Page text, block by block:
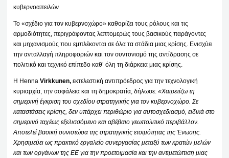
κυβερνοαπειλών
Το «σχέδιο για τον κυβερνοχώρο» καθορίζει τους ρόλους και τις
αρμοδιότητες, περιγράφοντας λεπτομερώς τους βασικούς παράγοντες
και μηχανισμούς που εμπλέκονται σε όλα τα στάδια μιας κρίσης. Ενισχύει
την ανταλλαγή πληροφοριών και τον συντονισμό της αντίδρασης σε
πολιτικό και τεχνικό επίπεδο καθ’ όλη τη διάρκεια μιας κρίσης.
Η HennaVirkkunen, εκτελεστική αντιπρόεδρος για την τεχνολογική
κυριαρχία, την ασφάλεια και τη δημοκρατία, δήλωσε:«Χαιρετίζω τη
σημερινή έγκριση του σχεδίου στρατηγικής για τον κυβερνοχώρο. Σε
καταστάσεις κρίσης, δεν υπάρχει περιθώριο για αυτοσχεδιασμό, ειδικά στο
σημερινό ταχέως εξελισσόμενο και αβέβαιο γεωπολιτικό περιβάλλον.
Αποτελεί βασική συνιστώσα της στρατηγικής ετοιμότητας της Ένωσης.
Χρησιμεύει ως πρακτικό εργαλείο συνεργασίας μεταξύ των κρατών μελών
και των οργάνων της ΕΕ για την προετοιμασία και την αντιμετώπιση μιας